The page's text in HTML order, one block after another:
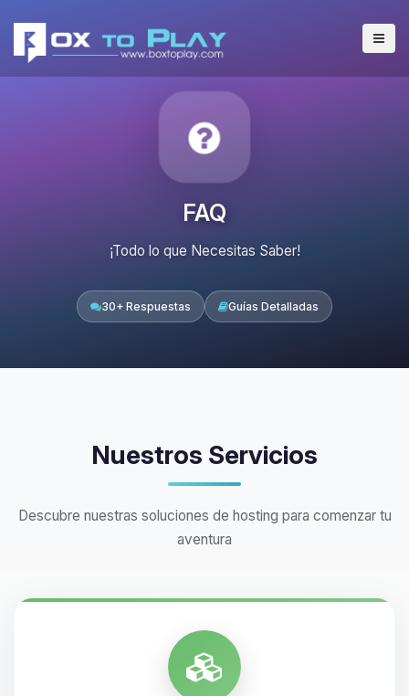
FAQ
¡Todo lo que Necesitas Saber!
30+ Respuestas Guías Detalladas
Nuestros Servicios
Descubre nuestras soluciones de hosting para comenzar tu
aventura